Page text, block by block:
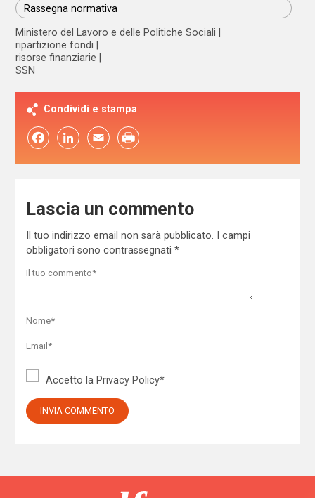
Rassegna normativa
Ministero del Lavoro e delle Politiche Sociali
ripartizione fondi
risorse finanziarie
SSN
Condividi e stampa
FacebookLinkedIn Email
Lascia un commento
Il tuo indirizzo email non sarà pubblicato.
I campi
obbligatori sono contrassegnati *
Accetto la Privacy Policy*